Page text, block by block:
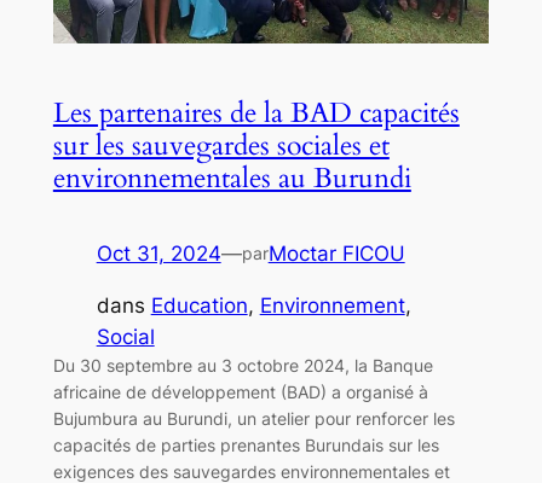
Les partenaires de la BAD capacités
sur les sauvegardes sociales et
environnementales au Burundi
Oct 31, 2024—parMoctar FICOU
dans Education, Environnement
Social
Du 30 septembre au 3 octobre 2024, la Banque
africaine de développement (BAD) a organisé à
Bujumbura au Burundi, un atelier pour renforcer les
capacités de parties prenantes Burundais sur les
exigences des sauvegardes environnementales et